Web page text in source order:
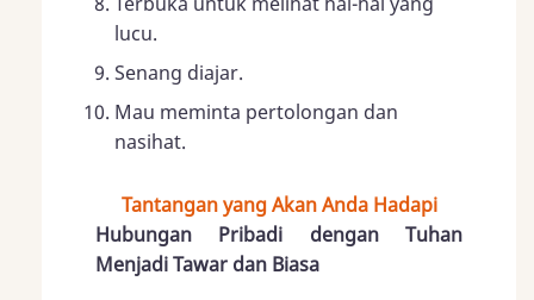
lucu.
Senang diajar.
Mau meminta pertolongan dan
nasihat.
Tantangan yang Akan Anda Hadapi
Hubungan Pribadi dengan Tuhan
Menjadi Tawar dan Biasa